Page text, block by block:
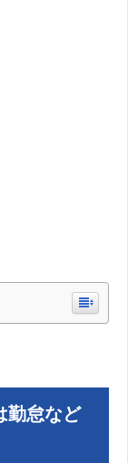
勤怠など